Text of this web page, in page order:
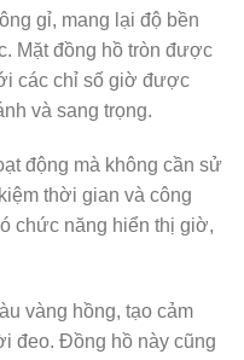
gỉ, mang lại độ bền
Mặt đồng hồ tròn được
các chỉ số giờ được
và sang trọng.
động mà không cần sử
thời gian và công
chức năng hiển thị giờ,
vàng hồng, tạo cảm
đeo. Đồng hồ này cũng